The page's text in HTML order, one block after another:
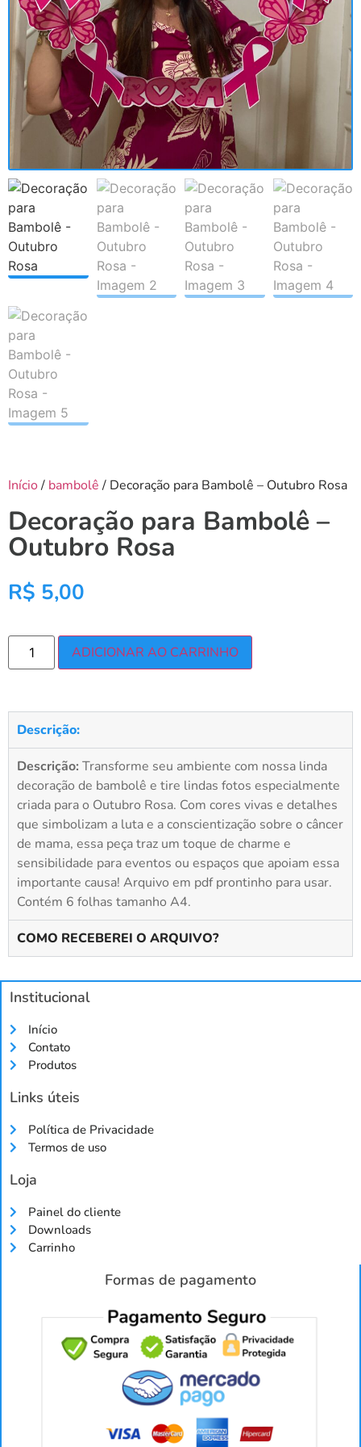
Início/ bambolê / Decoração para Bambolê – Outubro Rosa
Decoração para Bambolê –
Outubro Rosa
R$ 5,00
ADICIONAR AO CARRINHO
Descrição:
Descrição: Transforme seu ambiente com nossa linda
decoração de bambolê e tire lindas fotos especialmente
criada para o Outubro Rosa. Com cores vivas e detalhes
que simbolizam a luta e a conscientização sobre o câncer
de mama, essa peça traz um toque de charme e
sensibilidade para eventos ou espaços que apoiam essa
importante causa! Arquivo em pdf prontinho para usar.
Contém 6 folhas tamanho A4.
COMO RECEBEREI O ARQUIVO?
Institucional
Início
Contato
Produtos
Links úteis
Política de Privacidade
Termos de uso
Loja
Painel do cliente
Downloads
Carrinho
Formas de pagamento